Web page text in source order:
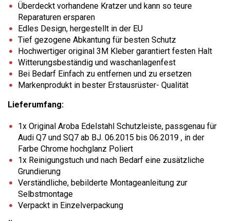
Überdeckt vorhandene Kratzer und kann so teure
Reparaturen ersparen
Edles Design, hergestellt in der EU
Tief gezogene Abkantung für besten Schutz
Hochwertiger original 3M Kleber garantiert festen Halt
Witterungsbeständig und waschanlagenfest
Bei Bedarf Einfach zu entfernen und zu ersetzen
Markenprodukt in bester Erstausrüster- Qualität
Lieferumfang:
1x Original Aroba Edelstahl Schutzleiste, passgenau für
Audi Q7 und SQ7 ab BJ. 06.2015 bis 06.2019 , in der
Farbe Chrome hochglanz Poliert
1x Reinigungstuch und nach Bedarf eine zusätzliche
Grundierung
Verständliche, bebilderte Montageanleitung zur
Selbstmontage
Verpackt in Einzelverpackung